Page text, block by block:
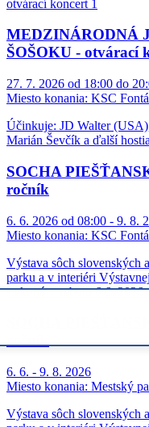
MEDZINÁRODNÁ
ŠOŠOKU - otvárací
27. 7. 2026 od 18:00 do
Miesto konania: KSC
Účinkuje: JD Walter
Marián Ševčík a ďalší hostia
SOCHA
ročník
6. 6. 2026 od 08:00 - 9. 8.
Miesto konania: KSC
Výstava sôch slovenských
parku a v interiéri
sa koná v sobotu 6.6. 2026
ročník
6. 6. - 9. 8. 2026
Miesto konania: Mestský
Výstava sôch slovenských